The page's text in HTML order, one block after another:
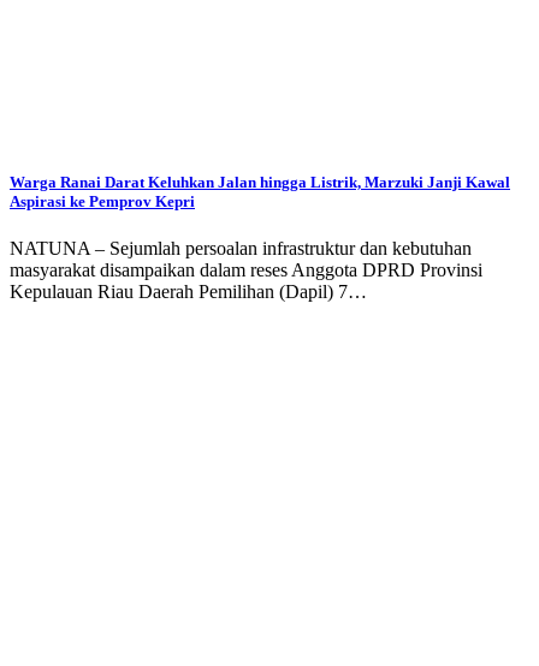
Warga Ranai Darat Keluhkan Jalan hingga Listrik, Marzuki Janji Kawal
Aspirasi ke Pemprov Kepri
NATUNA – Sejumlah persoalan infrastruktur dan kebutuhan
masyarakat disampaikan dalam reses Anggota DPRD Provinsi
Kepulauan Riau Daerah Pemilihan (Dapil) 7…